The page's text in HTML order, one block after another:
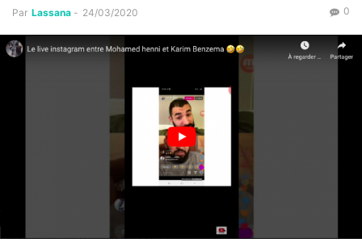
Par Lassana - 24/03/2020 0